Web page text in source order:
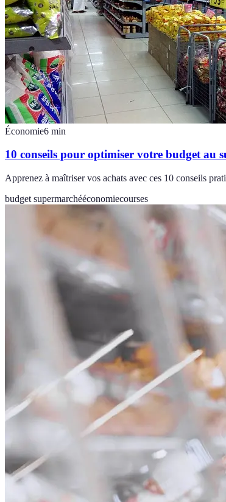
Économie6 min
10 conseils pour optimiser votre budget au
Apprenez à maîtriser vos achats avec ces 10 conseils
budget supermarchééconomiecourses